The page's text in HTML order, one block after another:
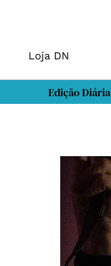
Loja DN
Edição Diária